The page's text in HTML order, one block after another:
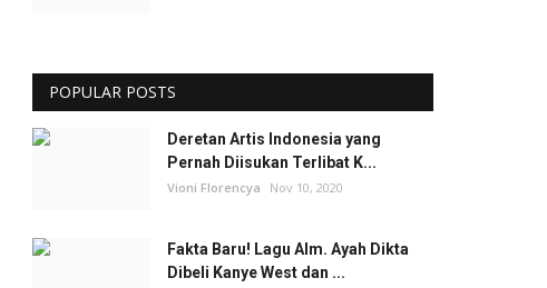
POPULAR POSTS
Deretan Artis Indonesia yang
Pernah Diisukan Terlibat K...
Vioni Florencya Nov 10, 2020
Fakta Baru! Lagu Alm. Ayah Dikta
Dibeli Kanye West dan ...